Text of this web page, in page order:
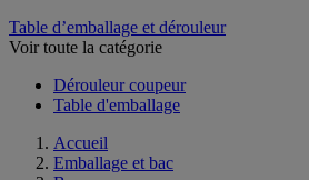
Table d’emballage et dérouleur
Voir toute la catégorie
Dérouleur coupeur
Table d'emballage
Accueil
Emballage et bac